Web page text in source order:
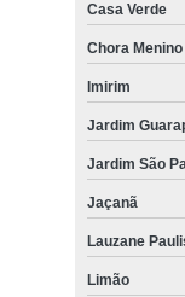
Casa Verde
Chora Menino
Imirim
Jardim
Jardim São
Jaçanã
Lauzane
Limão